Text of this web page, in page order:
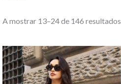
A mostrar 13–24 de 146 resultados